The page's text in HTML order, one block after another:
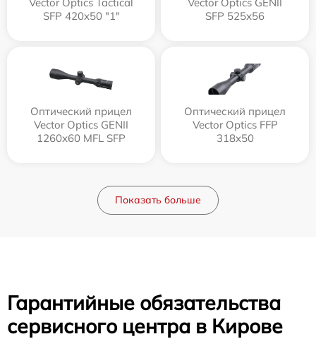
SFP 420x50 "1"
SFP 525x56
Оптический прицел
Vector Optics GENII
1260x60 MFL SFP
Оптический прицел
Vector Optics FFP
318x50
Показать больше
Гарантийные обязательства
сервисного центра в Кирове